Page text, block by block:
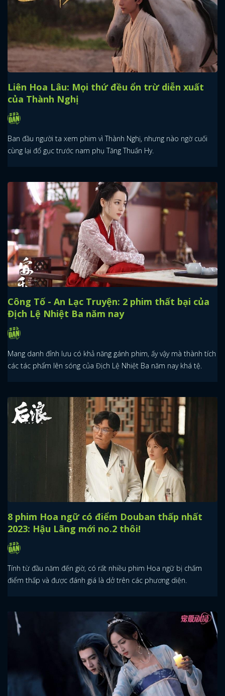
Liên Hoa Lâu: Mọi thứ đều ổn trừ diễn xuất
của Thành Nghị
Ban đầu người ta xem phim vì Thành Nghị, nhưng nào ngờ cuối
cùng lại đổ gục trước nam phụ Tăng Thuấn Hy.
Công Tố - An Lạc Truyện: 2 phim thất bại của
Địch Lệ Nhiệt Ba năm nay
Mang danh đỉnh lưu có khả năng gánh phim, ấy vậy mà thành tích
các tác phẩm lên sóng của Địch Lệ Nhiệt Ba năm nay khá tệ.
8 phim Hoa ngữ có điểm Douban thấp nhất
2023: Hậu Lãng mới no.2 thôi!
Tính từ đầu năm đến giờ, có rất nhiều phim Hoa ngữ bị chấm
điểm thấp và được đánh giá là dở trên các phương diện.